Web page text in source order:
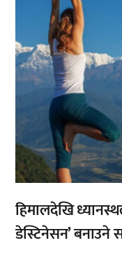
हिमालदेखि
डेस्टिनेसन’ बनाउने